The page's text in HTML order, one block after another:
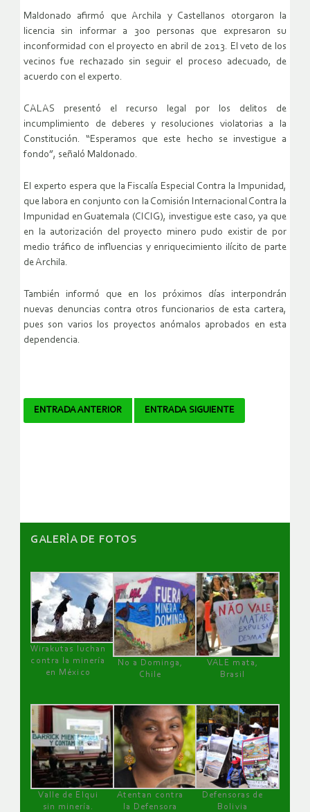
Maldonado afirmó que Archila y Castellanos otorgaron la
licencia sin informar a 300 personas que expresaron su
inconformidad con el proyecto en abril de 2013. El veto de los
vecinos fue rechazado sin seguir el proceso adecuado, de
acuerdo con el experto.
CALAS presentó el recurso legal por los delitos de
incumplimiento de deberes y resoluciones violatorias a la
Constitución. “Esperamos que este hecho se investigue a
fondo”, señaló Maldonado.
El experto espera que la Fiscalía Especial Contra la Impunidad,
que labora en conjunto con la Comisión Internacional Contra la
Impunidad en Guatemala (CICIG), investigue este caso, ya que
en la autorización del proyecto minero pudo existir de por
medio tráfico de influencias y enriquecimiento ilícito de parte
de Archila.
También informó que en los próximos días interpondrán
nuevas denuncias contra otros funcionarios de esta cartera,
pues son varios los proyectos anómalos aprobados en esta
dependencia.
Navegador
ENTRADA ANTERIOR ENTRADA SIGUIENTE
GALERÌA DE FOTOS
Wirakutas luchan
contra la minería
en México
No a Dominga,
Chile
VALE mata,
Brasil
Valle de Elqui
sin minería.
Atentan contra
la Defensora
Defensoras de
Bolivia